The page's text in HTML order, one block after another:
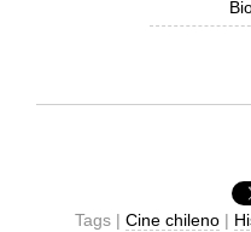
Tags | Cine chileno|